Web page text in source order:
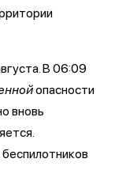
В 06:09
опасности
вновь